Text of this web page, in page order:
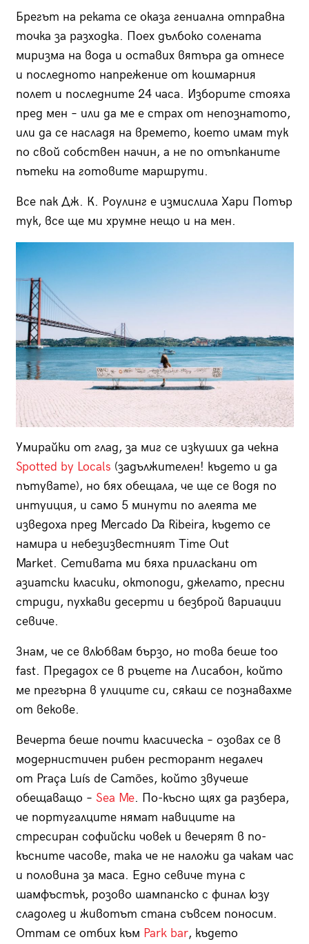
Брегът на реката се оказа гениална отправна
точка за разходка. Поех дълбоко солената
миризма на вода и оставих вятъра да отнесе
и последното напрежение от кошмарния
полет и последните 24 часа. Изборите стояха
пред мен – или да ме е страх от непознатото,
или да се насладя на времето, което имам тук
по свой собствен начин, а не по отъпканите
пътеки на готовите маршрути.
Все пак Дж. К. Роулинг е измислила Хари Потър
тук, все ще ми хрумне нещо и на мен.
Умирайки от глад, за миг се изкуших да чекна
Spotted by Locals (задължителен! където и да
пътувате), но бях обещала, че ще се водя по
интуиция, и само 5 минути по алеята ме
изведоха пред Mercado Da Ribeira, където се
намира и небезизвестният Time Out
Market. Сетивата ми бяха приласкани от
азиатски класики, октоподи, джелато, пресни
стриди, пухкави десерти и безброй вариации
севиче.
Знам, че се влюбвам бързо, но това беше too
fast. Предадох се в ръцете на Лисабон, който
ме прегърна в улиците си, сякаш се познавахме
от векове.
Вечерта беше почти класическа – озовах се в
модернистичен рибен ресторант недалеч
от Praça Luís de Camões, който звучеше
обещаващо – Sea Me. По-късно щях да разбера,
че португалците нямат навиците на
стресиран софийски човек и вечерят в по-
късните часове, така че не наложи да чакам час
и половина за маса. Едно севиче туна с
шамфъстък, розово шампанско с финал юзу
сладолед и животът стана съвсем поносим.
Оттам се отбихкъм Park bar, където